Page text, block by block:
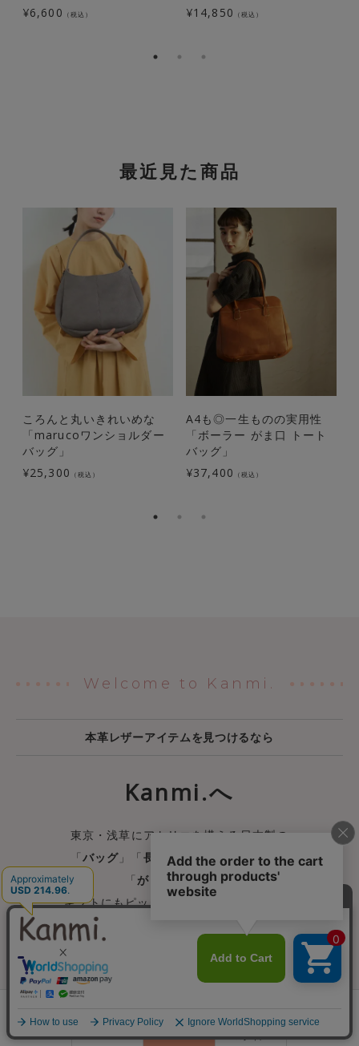
¥6,600 （税込）
¥14,850 （税込）
最近見た商品
ころんと丸いきれいめな
「marucoワンショルダー
バッグ」
¥25,300 （税込）
A4も◎一生ものの実用性
「ボーラー がま口 トート
バッグ」
¥37,400 （税込）
Welcome to Kanmi.
本革レザーアイテムを見つけるなら
Kanmi.へ
東京・浅草にアトリエを構える日本製の
「バッグ 」「 長財布」「二つ折り財布」
「 がま口財布」から
ギフトにもピッタリな「
1300アイテムの圧倒的な品揃え！
創業25年。修理やお手入れなどの
毎日忙しい女性にずっと永く寄り添える
オンリーワンな革小物を。
会員登録
ログイン